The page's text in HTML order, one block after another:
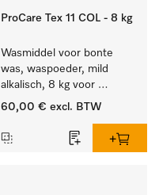
ProCare Tex 11 COL - 8 kg
Wasmiddel voor bonte
was, waspoeder, mild
alkalisch, 8 kg voor
behoud van kleur en
was.
60,00 € excl. BTW